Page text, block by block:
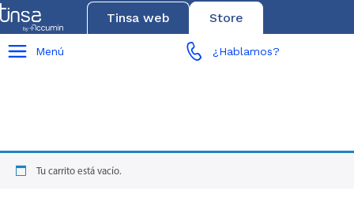
Tinsa web Store
Menú ¿Hablamos?
Tu carrito está vacío.